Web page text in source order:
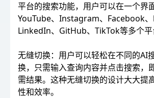
平台的搜索功能，用户可以在一个界
YouTube、Instagram、Facebook、
LinkedIn、GitHub、TikTok等多个平
无缝切换：用户可以轻松在不同的AI
换，只需输入查询内容并点击搜索，
需结果。这种无缝切换的设计大大提
性和效率。